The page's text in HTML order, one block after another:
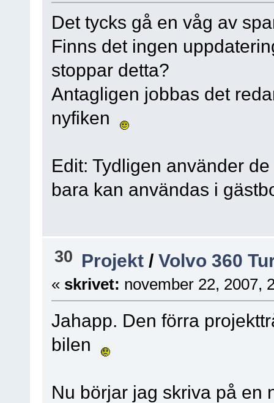
Det tycks gå en våg av
Finns det ingen
stoppar detta?
Antagligen jobbas det
nyfiken
Edit: Tydligen använder
bara kan användas i
30 Projekt /Volvo 360
« skrivet: november 22, 2007,
Jahapp. Den förra
bilen
Nu börjar jag skriva på en